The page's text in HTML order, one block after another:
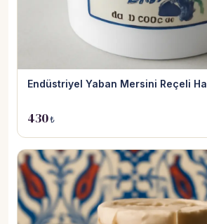
Endüstriyel Yaban Mersini Reçeli
430₺